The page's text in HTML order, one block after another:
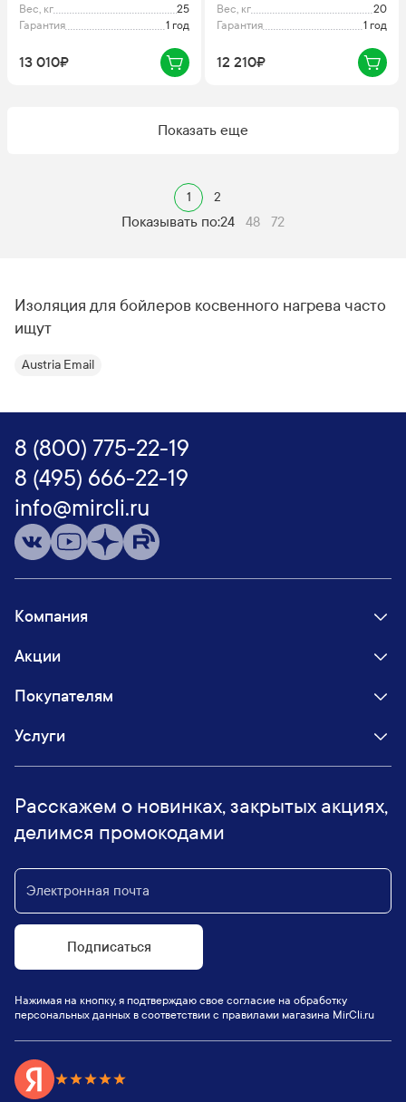
Вес, кг
25
Гарантия
1 год
13 010₽
Вес, кг
20
Гарантия
1 год
12 210₽
Показать еще
1 2
Показывать по:24 48 72
Изоляция для бойлеров косвенного нагрева часто
ищут
Austria Email
8 (800) 775-22-19
8 (495) 666-22-19
info@mircli.ru
Компания
Акции
Покупателям
Услуги
Расскажем о новинках, закрытых акциях,
делимся промокодами
Подписаться
Нажимая на кнопку, я подтверждаю свое согласие на обработку
персональных данных в соответствии с правилами магазина MirCli.ru